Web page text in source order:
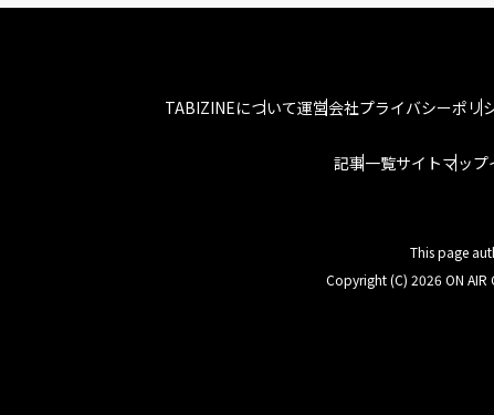
TABIZINEについて運営会社プライバシーポリ
記事一覧サイトマップ
This page
Copyright (C) 2026 ON AIR